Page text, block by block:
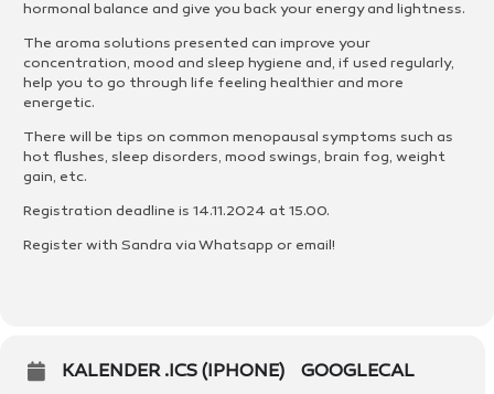
hormonal balance and give you back your energy and lightness.
The aroma solutions presented can improve your
concentration, mood and sleep hygiene and, if used regularly,
help you to go through life feeling healthier and more
energetic.
There will be tips on common menopausal symptoms such as
hot flushes, sleep disorders, mood swings, brain fog, weight
gain, etc.
Registration deadline is 14.11.2024 at 15.00.
Register with Sandra via Whatsapp or email!
KALENDER .ICS (IPHONE) GOOGLECAL